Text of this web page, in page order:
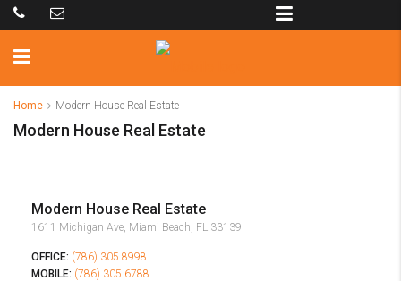
Home Modern House Real Estate
Modern House Real Estate
Modern House Real Estate
1611 Michigan Ave, Miami Beach, FL 33139
OFFICE: (786) 305 8998
MOBILE: (786) 305 6788